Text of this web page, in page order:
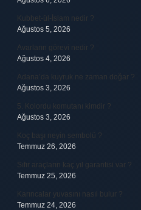
Kubbet-ül-İslam nedir ?
Ağustos 5, 2026
Avarların görevi nedir ?
Ağustos 4, 2026
Adana’da kuyruk ne zaman doğar ?
Ağustos 3, 2026
5. Kolordu komutanı kimdir ?
Ağustos 3, 2026
Koç başı neyin sembolü ?
Temmuz 26, 2026
Sıfır araçların kaç yıl garantisi var ?
Temmuz 25, 2026
Karıncalar yuvasını nasıl bulur ?
Temmuz 24, 2026